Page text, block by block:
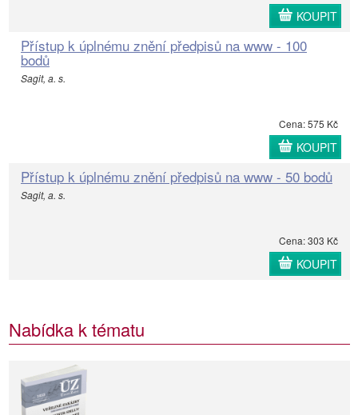
KOUPIT
Přístup k úplnému znění předpisů na www - 100
bodů
Sagit, a. s.
Cena: 575 Kč
KOUPIT
Přístup k úplnému znění předpisů na www - 50 bodů
Sagit, a. s.
Cena: 303 Kč
KOUPIT
Nabídka k tématu